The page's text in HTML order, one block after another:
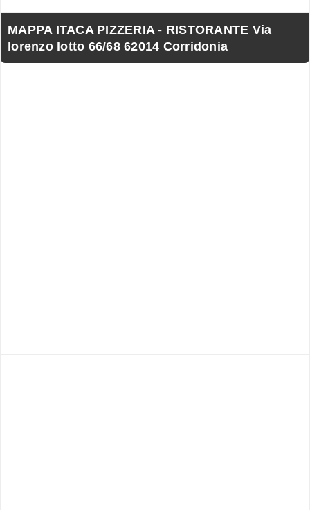
MAPPA ITACA PIZZERIA - RISTORANTE Via
lorenzo lotto 66/68 62014 Corridonia